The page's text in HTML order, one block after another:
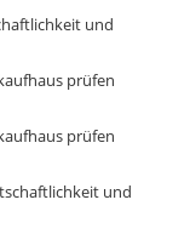
und
prüfen
prüfen
und